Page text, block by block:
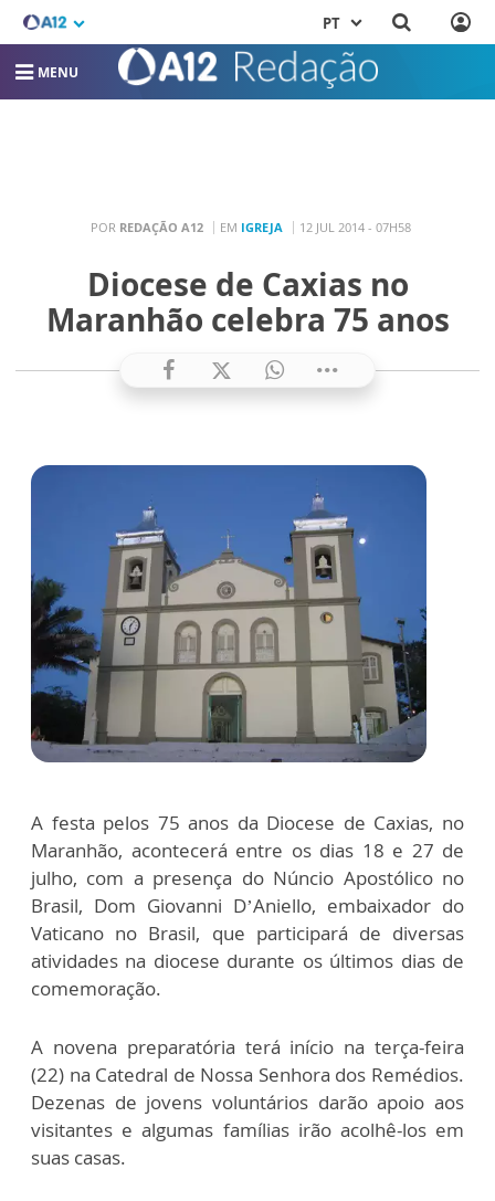
PT
MENU
POR REDAÇÃO A12 EM IGREJA 12 JUL 2014 - 07H58
Diocese de Caxias no
Maranhão celebra 75 anos
A festa pelos 75 anos da Diocese de Caxias, no
Maranhão, acontecerá entre os dias 18 e 27 de
julho, com a presença do Núncio Apostólico no
Brasil, Dom Giovanni D’Aniello, embaixador do
Vaticano no Brasil, que participará de diversas
atividades na diocese durante os últimos dias de
comemoração.
A novena preparatória terá início na terça-feira
(22) na Catedral de Nossa Senhora dos Remédios.
Dezenas de jovens voluntários darão apoio aos
visitantes e algumas famílias irão acolhê-los em
suas casas.